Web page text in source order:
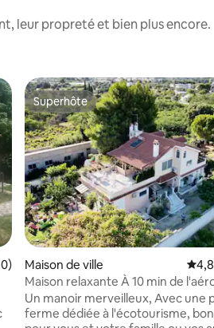
leur propreté et bien plus encore.
: 4,93 sur 5
moyenne sur la base de 110
Superhôte
Superhôte
Maison de ville
Maison relaxante À 10 min de
À 15 minutes du port À 35 minutes
l'Acropole
Un manoir merveilleux, Avec une petite
ferme dédiée à l'écotourisme,